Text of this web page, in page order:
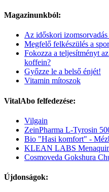
Magazinunkból:
Az időskori izomsorvadás
Megfelő felkészülés a
Fokozza a teljesítményt
koffein?
Győzze le a belső énjét!
Vitamin mítoszok
VitalAbo felfedezése:
Vilgain
ZeinPharma L-Tyrosin
Bio "Hasi komfort" -
KLEAN LABS
Cosmoveda Gokshura
Újdonságok: